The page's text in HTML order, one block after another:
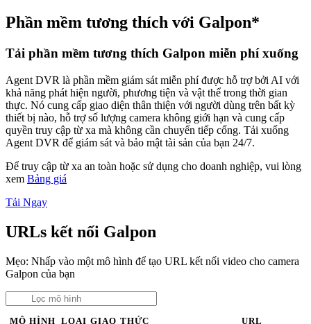
Phần mềm tương thích với Galpon*
Tải phần mềm tương thích Galpon miễn phí xuống
Agent DVR là phần mềm giám sát miễn phí được hỗ trợ bởi AI với
khả năng phát hiện người, phương tiện và vật thể trong thời gian
thực. Nó cung cấp giao diện thân thiện với người dùng trên bất kỳ
thiết bị nào, hỗ trợ số lượng camera không giới hạn và cung cấp
quyền truy cập từ xa mà không cần chuyển tiếp cổng. Tải xuống
Agent DVR để giám sát và bảo mật tài sản của bạn 24/7.
Để truy cập từ xa an toàn hoặc sử dụng cho doanh nghiệp, vui lòng
xem Bảng giá
Tải Ngay
URLs kết nối Galpon
Mẹo: Nhấp vào một mô hình để tạo URL kết nối video cho camera
Galpon của bạn
MÔ HÌNH LOẠI GIAO THỨC URL